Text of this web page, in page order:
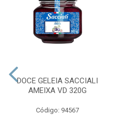
DOCE GELEIA SACCIALI
AMEIXA VD 320G
Código: 94567